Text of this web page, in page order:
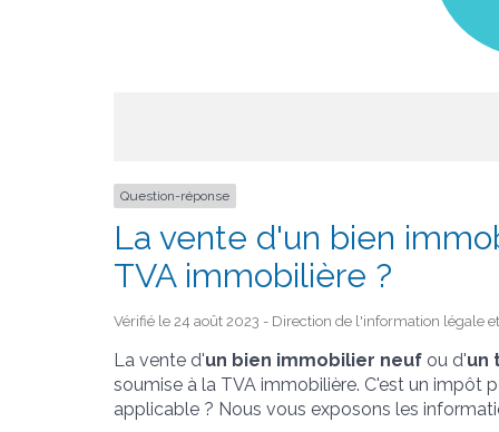
Question-réponse
La vente d'un bien
TVA immobilière ?
Vérifié le 24 août 2023 - Direction de l'information légale
La vente d'un bien immobilier neuf ou d'un
soumise à la TVA immobilière. C'est un impôt
applicable ? Nous vous exposons les